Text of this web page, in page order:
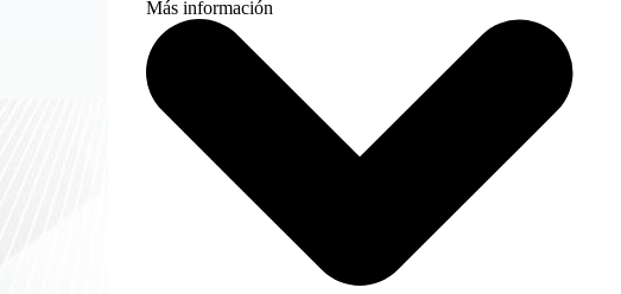
Más información